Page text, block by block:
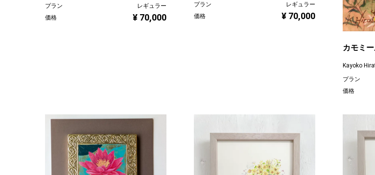
プラン
レギュラー
価格
¥ 70,000
プラン
レギュラー
価格
¥ 70,000
カモミ
Kayoko
プラン
価格